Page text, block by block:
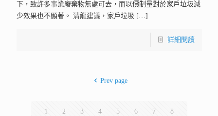
下，致許多事業廢棄物無處可去，而以價制量對於家戶垃圾減
少效果也不顯著。 清龍建議，家戶垃圾 […]
詳細閱讀
Prev page
1 2 3 4 5 6 7 8